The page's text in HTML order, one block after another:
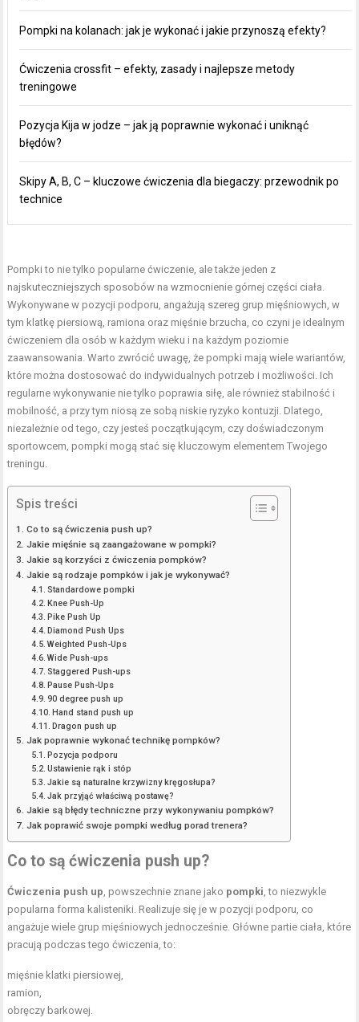
Pompki na kolanach: jak je wykonać i jakie przynoszą efekty?
Ćwiczenia crossfit – efekty, zasady i najlepsze metody
treningowe
Pozycja Kija w jodze – jak ją poprawnie wykonać i uniknąć
błędów?
Skipy A, B, C – kluczowe ćwiczenia dla biegaczy: przewodnik po
technice
Pompki to nie tylko popularne ćwiczenie, ale także jeden z
najskuteczniejszych sposobów na wzmocnienie górnej części ciała.
Wykonywane w pozycji podporu, angażują szereg grup mięśniowych, w
tym klatkę piersiową, ramiona oraz mięśnie brzucha, co czyni je idealnym
ćwiczeniem dla osób w każdym wieku i na każdym poziomie
zaawansowania. Warto zwrócić uwagę, że pompki mają wiele wariantów,
które można dostosować do indywidualnych potrzeb i możliwości. Ich
regularne wykonywanie nie tylko poprawia siłę, ale również stabilność i
mobilność, a przy tym niosą ze sobą niskie ryzyko kontuzji. Dlatego,
niezależnie od tego, czy jesteś początkującym, czy doświadczonym
sportowcem, pompki mogą stać się kluczowym elementem Twojego
treningu.
Spis treści
Co to są ćwiczenia push up?
Jakie mięśnie są zaangażowane w pompki?
Jakie są korzyści z ćwiczenia pompków?
Jakie są rodzaje pompków i jak je wykonywać?
Standardowe pompki
Knee Push-Up
Pike Push Up
Diamond Push Ups
Weighted Push-Ups
Wide Push-ups
Staggered Push-ups
Pause Push-Ups
90 degree push up
Hand stand push up
Dragon push up
Jak poprawnie wykonać technikę pompków?
Pozycja podporu
Ustawienie rąk i stóp
Jakie są naturalne krzywizny kręgosłupa?
Jak przyjąć właściwą postawę?
Jakie są błędy techniczne przy wykonywaniu pompków?
Jak poprawić swoje pompki według porad trenera?
Co to są ćwiczenia push up?
Ćwiczenia push up, powszechnie znane jako pompki, to niezwykle
popularna forma kalisteniki. Realizuje się je w pozycji podporu, co
angażuje wiele grup mięśniowych jednocześnie. Główne partie ciała, które
pracują podczas tego ćwiczenia, to:
mięśnie klatki piersiowej,
ramion,
obręczy barkowej.